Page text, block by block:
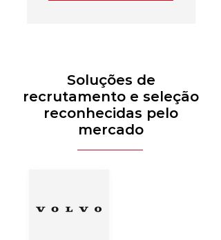
Soluções de
recrutamento e seleção
reconhecidas pelo
mercado